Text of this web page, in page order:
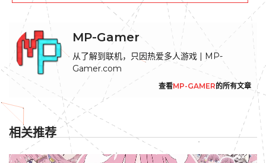
MP-Gamer
从了解到联机，只因热爱多人游戏 | MP-
Gamer.com
查看MP-GAMER的所有文章
相关推荐